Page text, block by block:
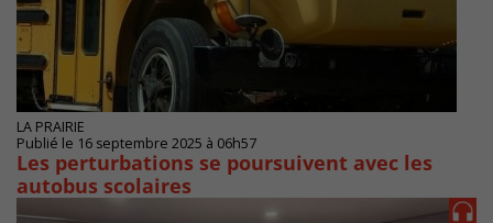
LA PRAIRIE
Publié le 16 septembre 2025 à 06h57
Les perturbations se poursuivent avec les
autobus scolaires